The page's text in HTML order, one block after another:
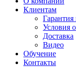
Клиентам
Гарантия
Условия
Доставка
Видео
Обучение
Контакты